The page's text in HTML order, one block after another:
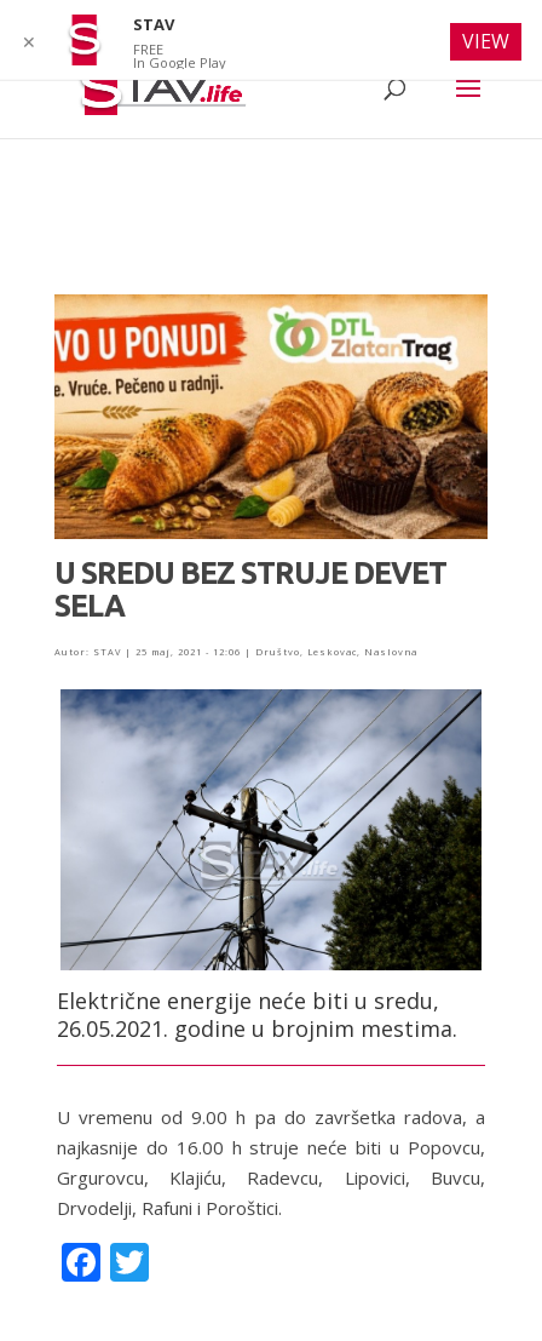
U SREDU BEZ STRUJE DEVET
SELA
Autor: STAV| 25 maj, 2021 - 12:06 | Društvo Leskovac Naslovna
Električne energije neće biti u sredu,
26.05.2021. godine u brojnim mestima.
U vremenu od 9.00 h pa do završetka radova, a
najkasnije do 16.00 h struje neće biti u Popovcu,
Grgurovcu, Klajiću, Radevcu, Lipovici, Buvcu,
Drvodelji, Rafuni i Poroštici.
F T
✕
STAV
FREE
In Google Play
VIEW